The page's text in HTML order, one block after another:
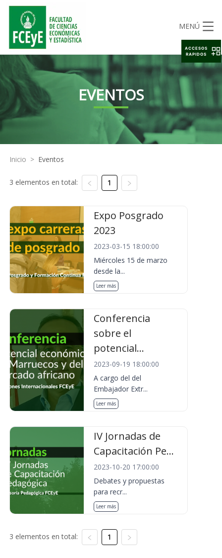
MENÚ
EVENTOS
Inicio > Eventos
3 elementos en total: 1
Expo Posgrado
2023
2023-03-15 18:00:00
Miércoles 15 de marzo
desde la...
Leer más
Conferencia
sobre el
potencial...
2023-09-19 18:00:00
A cargo del del
Embajador Extr...
Leer más
IV Jornadas de
Capacitación Pe...
2023-10-20 17:00:00
Debates y propuestas
para recr...
Leer más
3 elementos en total: 1
ACCESOS
RAPIDOS